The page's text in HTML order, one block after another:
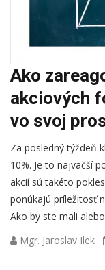
Ako
akciových
vo svoj
Za posledný týždeň
10%. Je to najväčší
akcií sú takéto
ponúkajú príležitosť
Ako by ste mali
Mgr. Jaroslav Ilek